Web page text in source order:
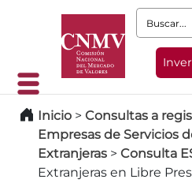
Buscar:
Inicio > Consultas a
Empresas de Servicios
Extranjeras > Consulta
Extranjeras en Libre